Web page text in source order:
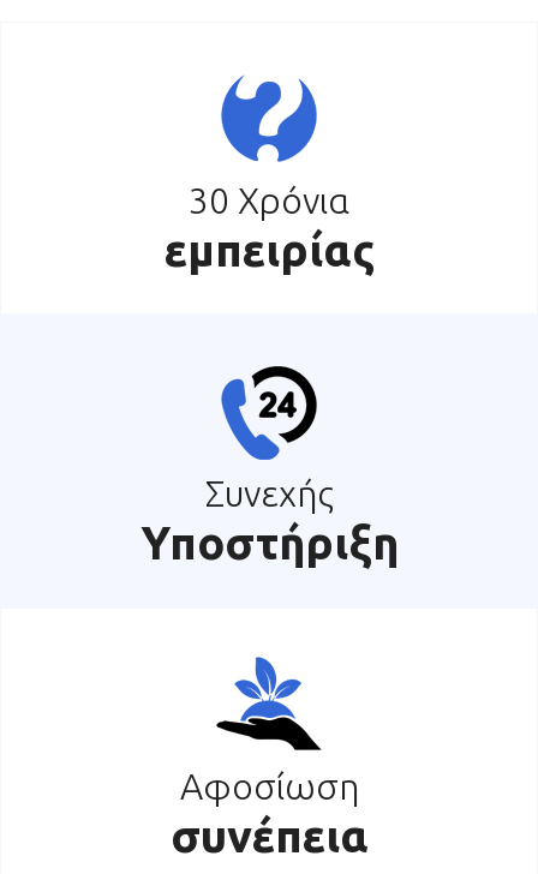
30 Χρόνια
εμπειρίας
Συνεχής
Υποστήριξη
Αφοσίωση
συνέπεια